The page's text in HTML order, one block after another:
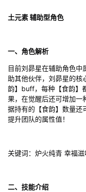
土元素 辅助型角色
一、角色解析
目前刘昴星在辅助角色
助其他伙伴，刘昴星的核
韵】buff，每种【食韵】
果，在觉醒后还可增加一
据持有的【食韵】数量还
提升团队的属性值！
关键词：炉火纯青 幸福
二、技能介绍